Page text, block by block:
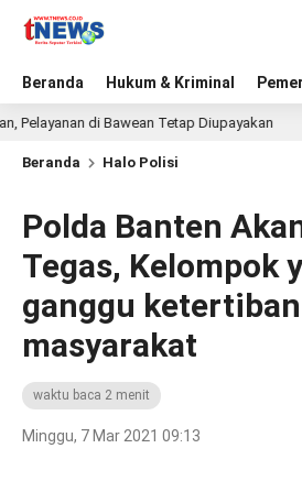
Beranda Hukum & Kriminal
di Bawean Tetap Diupayakan
Beranda Halo Polisi
Polda Banten
Tegas, Kelompok
ganggu ketertiban
masyarakat
waktu baca 2 menit
Minggu, 7 Mar 2021 09:13